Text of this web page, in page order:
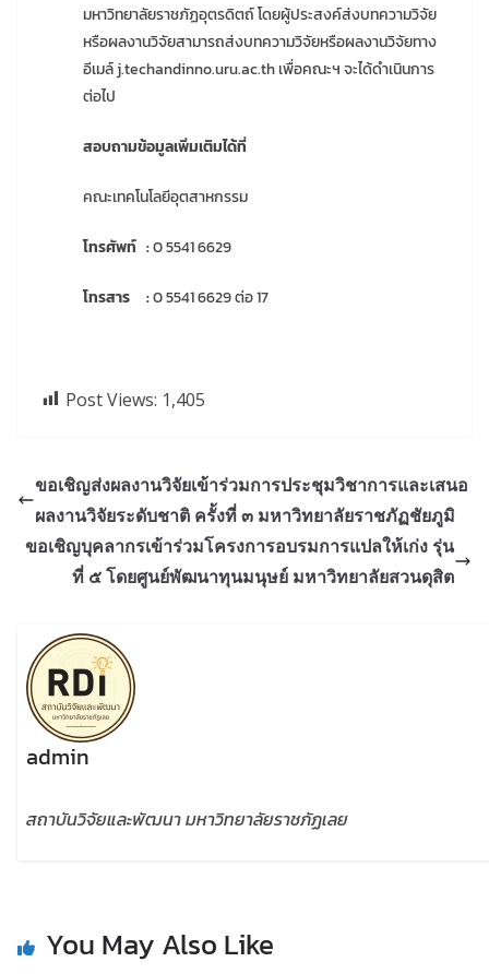
มหาวิทยาลัยราชภัฏอุตรดิตถ์ โดยผู้ประสงค์ส่งบทความวิจัย
หรือผลงานวิจัยสามารถส่งบทความวิจัยหรือผลงานวิจัยทาง
อีเมล์ j.techandinno.uru.ac.th เพื่อคณะฯ จะได้ดําเนินการ
ต่อไป
สอบถามข้อมูลเพิ่มเติมได้ที่
คณะเทคโนโลยีอุตสาหกรรม
โทรศัพท์ :0 5541 6629
โทรสาร :0 5541 6629 ต่อ 17
Post Views: 1,405
ขอเชิญส่งผลงานวิจัยเข้าร่วมการประชุมวิชาการและเสนอ
ผลงานวิจัยระดับชาติ ครั้งที่ ๓ มหาวิทยาลัยราชภัฏชัยภูมิ
ขอเชิญบุคลากรเข้าร่วมโครงการอบรมการแปลให้เก่ง รุ่น
ที่ ๕ โดยศูนย์พัฒนาทุนมนุษย์ มหาวิทยาลัยสวนดุสิต
admin
สถาบันวิจัยและพัฒนา มหาวิทยาลัยราชภัฏเลย
You May Also Like